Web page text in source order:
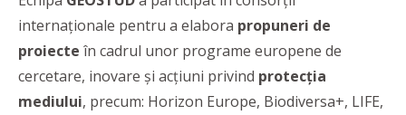
internaționale pentru a elabora propuneri de
proiecte în cadrul unor programe europene de
cercetare, inovare și acțiuni privind protecția
mediului, precum: Horizon Europe, Biodiversa+, LIFE,